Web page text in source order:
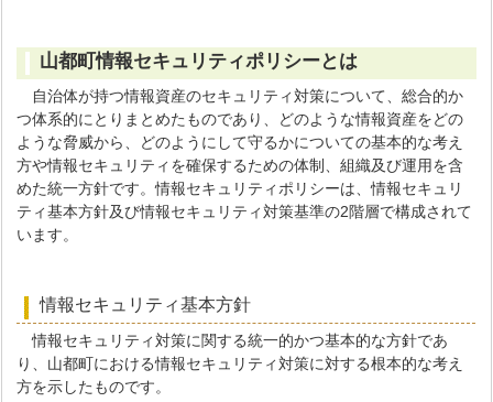
山都町情報セキュリティポリシーとは
自治体が持つ情報資産のセキュリティ対策について、総合的か
つ体系的にとりまとめたものであり、どのような情報資産をどの
ような脅威から、どのようにして守るかについての基本的な考え
方や情報セキュリティを確保するための体制、組織及び運用を含
めた統一方針です。情報セキュリティポリシーは、情報セキュリ
ティ基本方針及び情報セキュリティ対策基準の2階層で構成されて
います。
情報セキュリティ基本方針
情報セキュリティ対策に関する統一的かつ基本的な方針であ
り、山都町における情報セキュリティ対策に対する根本的な考え
方を示したものです。